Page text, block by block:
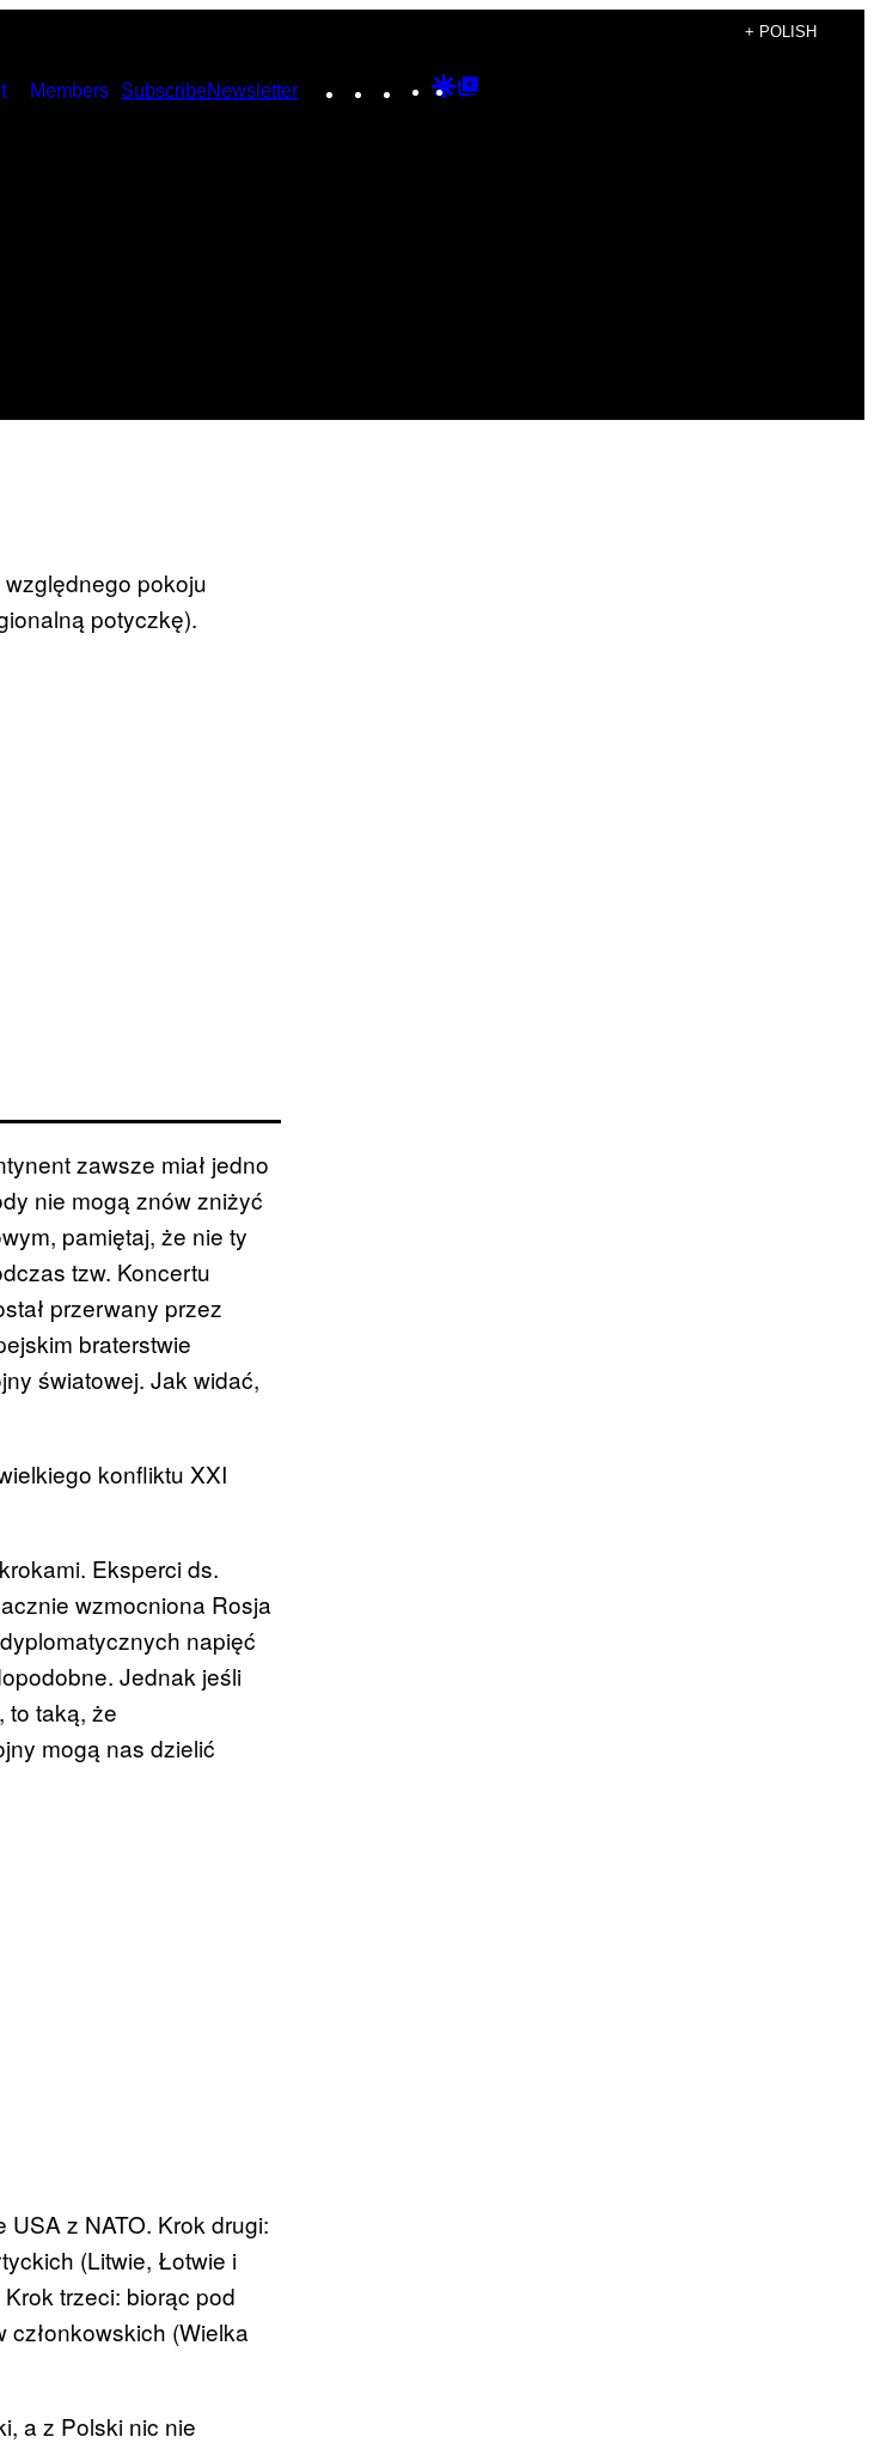
+ POLISH
Members SubscribeNewsletter Instagram
TikTokYouTube
Google
pokoju
potyczkę).
zawsze miał jedno
nie mogą znów zniżyć
pamiętaj, że nie ty
tzw. Koncertu
przerwany przez
braterstwie
światowej. Jak widać,
konfliktu XXI
Eksperci ds.
wzmocniona Rosja
napięć
Jednak jeśli
to taką, że
mogą nas dzielić
z NATO. Krok drugi:
(Litwie, Łotwie i
trzeci: biorąc pod
członkowskich (Wielka
a z Polski nic nie